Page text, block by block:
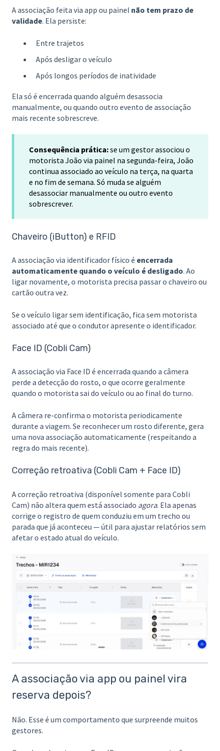
A associação feita via app ou painel não tem prazo de
validade. Ela persiste:
Entre trajetos
Após desligar o veículo
Após longos períodos de inatividade
Ela só é encerrada quando alguém desassocia
manualmente, ou quando outro evento de associação
mais recente sobrescreve.
Consequência prática:se um gestor associou o
motorista João via painel na segunda-feira, João
continua associado ao veículo na terça, na quarta
e no fim de semana. Só muda se alguém
desassociar manualmente ou outro evento
sobrescrever.
Chaveiro (iButton) e RFID
A associação via identificador físico é encerrada
automaticamente quando o veículo é desligado. Ao
ligar novamente, o motorista precisa passar o chaveiro ou
cartão outra vez.
Se o veículo ligar sem identificação, fica sem motorista
associado até que o condutor apresente o identificador.
Face ID (Cobli Cam)
A associação via Face ID é encerrada quando a câmera
perde a detecção do rosto, o que ocorre geralmente
quando o motorista sai do veículo ou ao final do turno.
A câmera re-confirma o motorista periodicamente
durante a viagem. Se reconhecer um rosto diferente, gera
uma nova associação automaticamente (respeitando a
regra do mais recente).
Correção retroativa (Cobli Cam + Face ID)
A correção retroativa (disponível somente para Cobli
Cam) não altera quem está associado agora. Ela apenas
corrige o registro de quem conduziu em um trecho ou
parada que já aconteceu — útil para ajustar relatórios sem
afetar o estado atual do veículo.
A associação via app ou painel vira
reserva depois?
Não. Esse é um comportamento que surpreende muitos
gestores.